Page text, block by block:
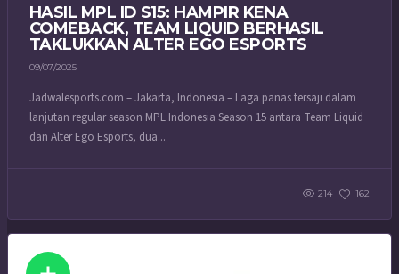
HASIL MPL ID S15: HAMPIR KENA
COMEBACK, TEAM LIQUID BERHASIL
TAKLUKKAN ALTER EGO ESPORTS
09/07/2025
Jadwalesports.com – Jakarta, Indonesia – Laga panas tersaji dalam
lanjutan regular season MPL Indonesia Season 15 antara Team Liquid
dan Alter Ego Esports, dua...
214 162